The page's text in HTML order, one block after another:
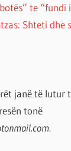
te “fundi
Shteti dhe
janë të lutur
tonë